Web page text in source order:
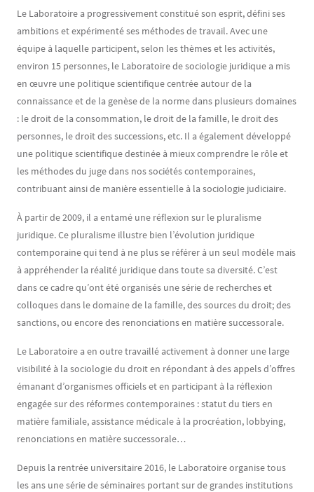
Le Laboratoire a progressivement constitué son esprit, défini ses
ambitions et expérimenté ses méthodes de travail. Avec une
équipe à laquelle participent, selon les thèmes et les activités,
environ 15 personnes, le Laboratoire de sociologie juridique a mis
en œuvre une politique scientifique centrée autour de la
connaissance et de la genèse de la norme dans plusieurs domaines
: le droit de la consommation, le droit de la famille, le droit des
personnes, le droit des successions, etc. Il a également développé
une politique scientifique destinée à mieux comprendre le rôle et
les méthodes du juge dans nos sociétés contemporaines,
contribuant ainsi de manière essentielle à la sociologie judiciaire.
À partir de 2009, il a entamé une réflexion sur le pluralisme
juridique. Ce pluralisme illustre bien l’évolution juridique
contemporaine qui tend à ne plus se référer à un seul modèle mais
à appréhender la réalité juridique dans toute sa diversité. C’est
dans ce cadre qu’ont été organisés une série de recherches et
colloques dans le domaine de la famille, des sources du droit; des
sanctions, ou encore des renonciations en matière successorale.
Le Laboratoire a en outre travaillé activement à donner une large
visibilité à la sociologie du droit en répondant à des appels d’offres
émanant d’organismes officiels et en participant à la réflexion
engagée sur des réformes contemporaines : statut du tiers en
matière familiale, assistance médicale à la procréation, lobbying,
renonciations en matière successorale…
Depuis la rentrée universitaire 2016, le Laboratoire organise tous
les ans une série de séminaires portant sur de grandes institutions